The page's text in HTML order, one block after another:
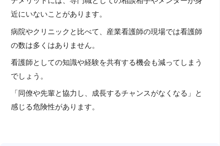
近にいないことがあります。
病院やクリニックと比べて、産業看護師の現場では看護師
の数は多くはありません。
看護師としての知識や経験を共有する機会も減ってしまう
でしょう。
「同僚や先輩と協力し、成長するチャンスがなくなる」と
感じる危険性があります。